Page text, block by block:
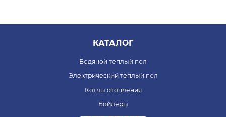
КАТАЛОГ
Водяной теплый пол
Электрический теплый пол
Котлы отопления
Бойлеры